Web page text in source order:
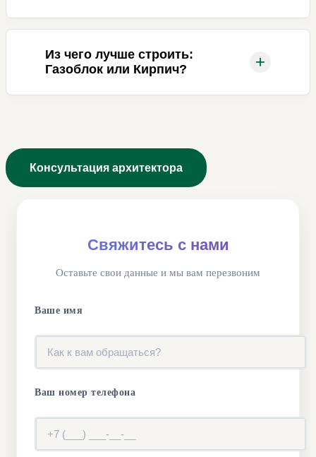
Из чего лучше строить:
Газоблок или Кирпич?
+
Консультация архитектора
Свяжитесь с нами
Оставьте свои данные и мы вам перезвоним
Ваше имя
Ваш номер телефона